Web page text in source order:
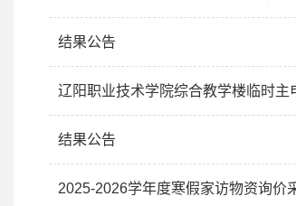
结果公告
辽阳职业技术学院综合教学楼临时主
结果公告
2025-2026学年度寒假家访物资询价